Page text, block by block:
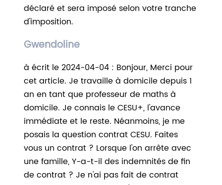
déclaré et sera imposé selon votre tranche
d'imposition.
Gwendoline
à écrit le 2024-04-04 : Bonjour, Merci pour
cet article. Je travaille à domicile depuis 1
an en tant que professeur de maths à
domicile. Je connais le CESU+, l'avance
immédiate et le reste. Néanmoins, je me
posais la question contrat CESU. Faites
vous un contrat ? Lorsque l'on arrête avec
une famille, Y-a-t-il des indemnités de fin
de contrat ? Je n'ai pas fait de contrat